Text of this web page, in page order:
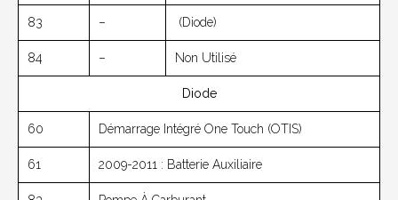
83 – (diode)
84 – Non Utilisé
Diode
60 Démarrage Intégré One Touch (OTIS)
61 2009-2011 : Batterie Auxiliaire